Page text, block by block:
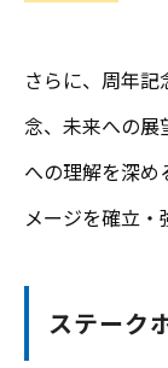
さらに、周年
念、未来への
への理解を深め
メージを確立・
ステーク